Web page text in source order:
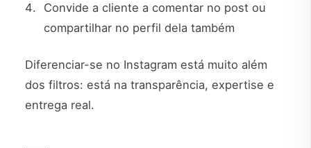
Convide a cliente a comentar no post ou
compartilhar no perfil dela também
Diferenciar-se no Instagram está muito além
dos filtros: está na transparência, expertise e
entrega real.